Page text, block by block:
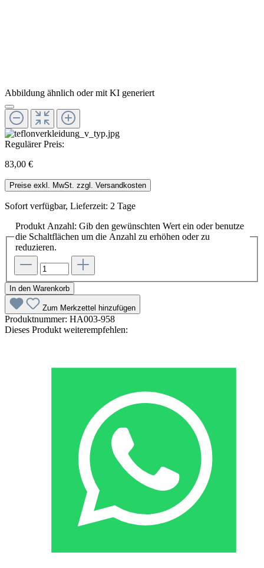
Abbildung ähnlich oder mit KI generiert
Regulärer Preis:
83,00 €
Preise exkl. MwSt. zzgl. Versandkosten
Sofort verfügbar, Lieferzeit: 2 Tage
Produkt Anzahl: Gib den gewünschten Wert ein oder benutze
die Schaltflächen um die Anzahl zu erhöhen oder zu
reduzieren.
In den Warenkorb
Zum Merkzettel hinzufügen
Produktnummer: HA003-958
Dieses Produkt weiterempfehlen: